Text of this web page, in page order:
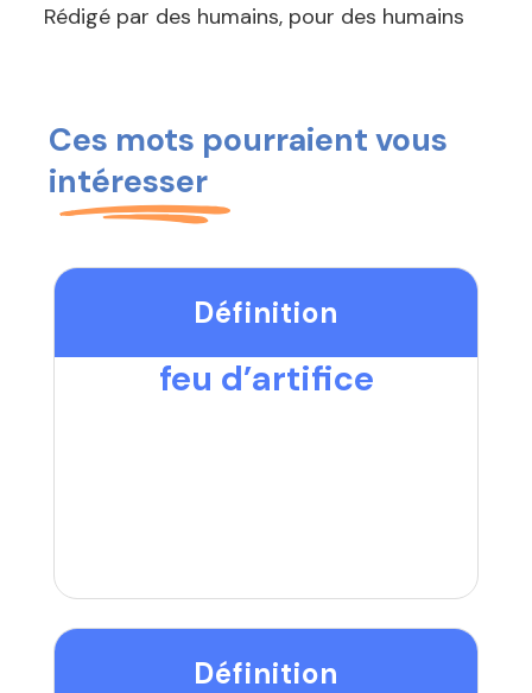
Rédigé par des humains, pour des humains
Ces mots pourraient vous
intéresser
Définition
feu d’artifice
Définition